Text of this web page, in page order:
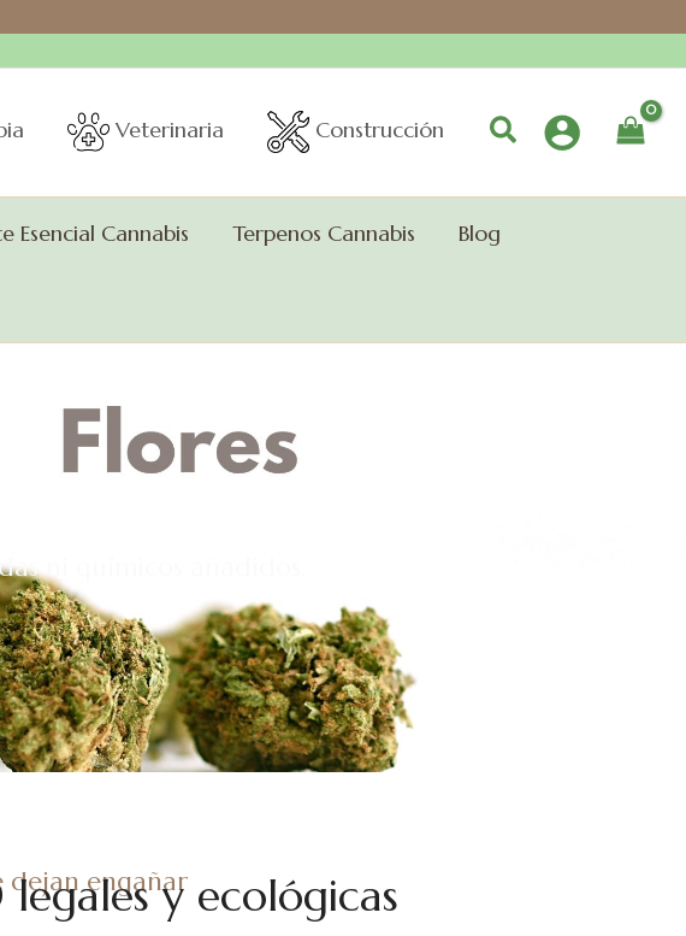
Veterinaria Construcción Buscar
Esencial Cannabis Terpenos Cannabis Blog
ni químicos añadidos.
dejan engañary ecológicas